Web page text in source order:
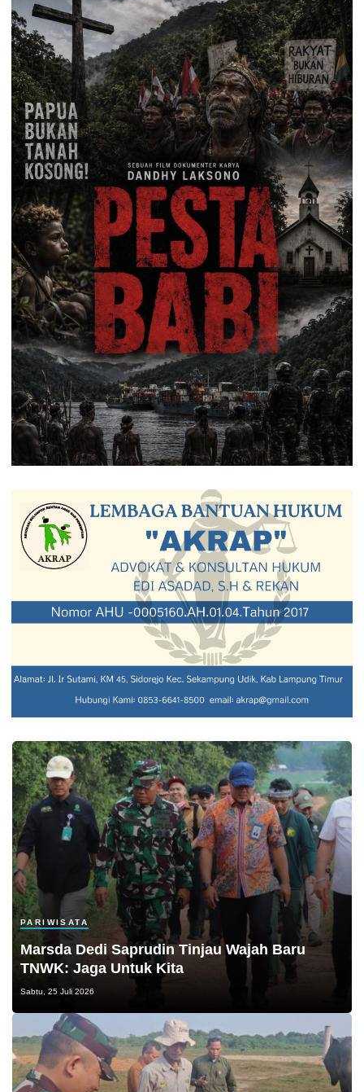
PARIWISATA
Marsda Dedi Saprudin Tinjau Wajah Baru
TNWK: Jaga Untuk Kita
Sabtu, 25 Juli 2026